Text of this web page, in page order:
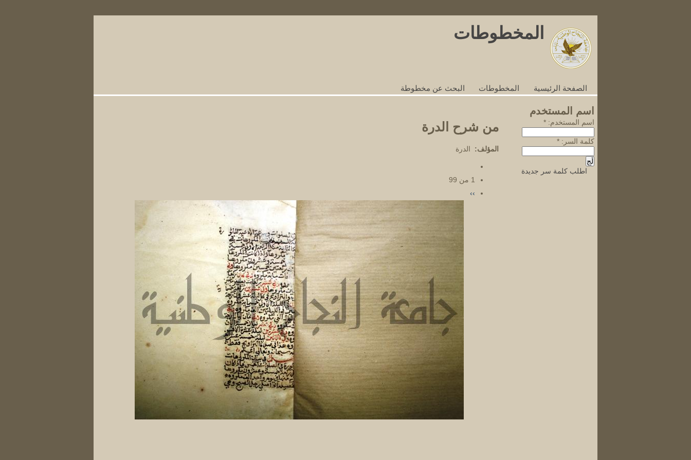
المخطوطات
الصفحة الرئيسية المخطوطات البحث عن مخطوطة
اسم المستخدم
‏اسم المستخدم: ‏ *
‏كلمة السر: ‏ *
اطلب كلمة سر جديدة
من شرح الدرة
المؤلف: الدرة
1 من 99
››